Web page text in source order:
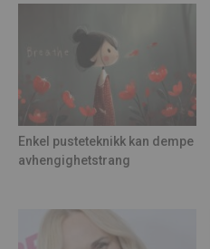
Enkel pusteteknikk kan dempe
avhengighetstrang